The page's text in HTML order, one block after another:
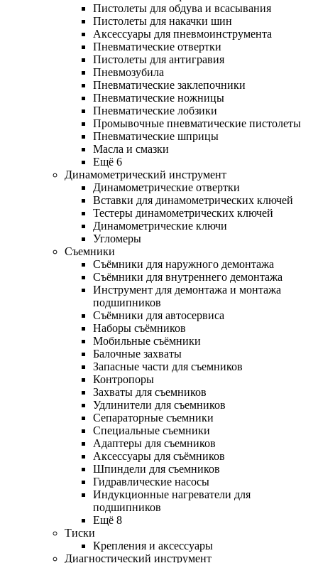
Пистолеты для обдува и всасывания
Пистолеты для накачки шин
Аксессуары для пневмоинструмента
Пневматические отвертки
Пистолеты для антигравия
Пневмозубила
Пневматические заклепочники
Пневматические ножницы
Пневматические лобзики
Промывочные пневматические пистолеты
Пневматические шприцы
Масла и смазки
Ещё 6
Динамометрический инструмент
Динамометрические отвертки
Вставки для динамометрических ключей
Тестеры динамометрических ключей
Динамометрические ключи
Угломеры
Съемники
Съёмники для наружного демонтажа
Съёмники для внутреннего демонтажа
Инструмент для демонтажа и монтажа
подшипников
Съёмники для автосервиса
Наборы съёмников
Мобильные съёмники
Балочные захваты
Запасные части для съемников
Контропоры
Захваты для съемников
Удлинители для съемников
Сепараторные съемники
Специальные съемники
Адаптеры для съемников
Аксессуары для съёмников
Шпиндели для съемников
Гидравлические насосы
Индукционные нагреватели для
подшипников
Ещё 8
Тиски
Крепления и аксессуары
Диагностический инструмент